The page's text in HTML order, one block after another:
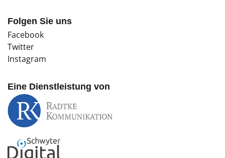
Folgen Sie uns
Facebook
Twitter
Instagram
Eine Dienstleistung von